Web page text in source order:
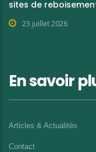
sites de
23 juillet 2026
En savoir
Articles & Actualités
Contact